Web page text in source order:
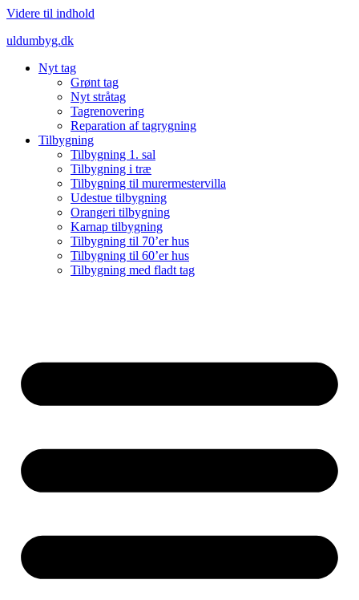
Videre til indhold
uldumbyg.dk
Nyt tag
Grønt tag
Nyt stråtag
Tagrenovering
Reparation af tagrygning
Tilbygning
Tilbygning 1. sal
Tilbygning i træ
Tilbygning til murermestervilla
Udestue tilbygning
Orangeri tilbygning
Karnap tilbygning
Tilbygning til 70’er hus
Tilbygning til 60’er hus
Tilbygning med fladt tag